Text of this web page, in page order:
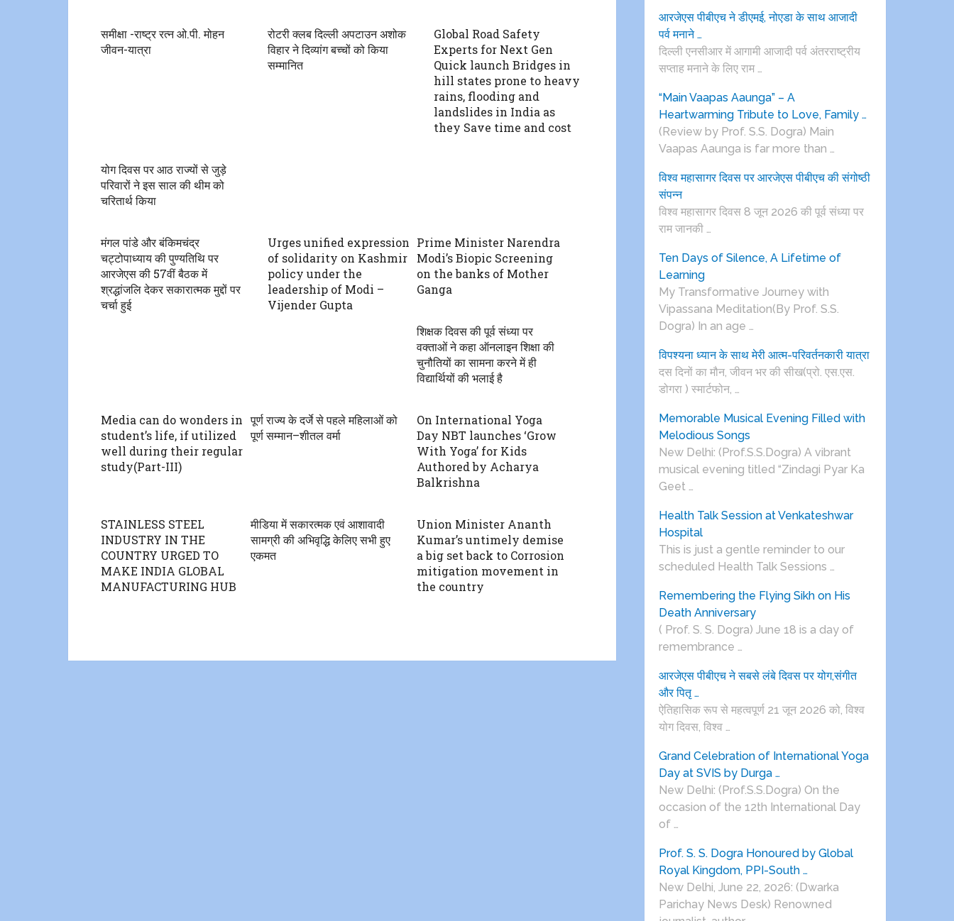
समीक्षा -राष्ट्र रत्न ओ.पी. मोहन
जीवन-यात्रा
रोटरी क्लब दिल्ली अपटाउन अशोक
विहार ने दिव्यांग बच्चों को किया
सम्मानित
Global Road Safety
Experts for Next Gen
Quick launch Bridges in
hill states prone to heavy
rains, flooding and
landslides in India as
they Save time and cost
योग दिवस पर आठ राज्यों से जुड़े
परिवारों ने इस साल की थीम को
चरितार्थ किया
मंगल पांडे और बंकिमचंद्र
चट्टोपाध्याय की पुण्यतिथि पर
आरजेएस की 57वीं बैठक में
श्रद्धांजलि देकर सकारात्मक मुद्दों पर
चर्चा हुई
Urges unified expression
of solidarity on Kashmir
policy under the
leadership of Modi –
Vijender Gupta
Prime Minister Narendra
Modi’s Biopic Screening
on the banks of Mother
Ganga
शिक्षक दिवस की पूर्व संध्या पर
वक्ताओं ने कहा ऑनलाइन शिक्षा की
चुनौतियों का सामना करने में ही
विद्यार्थियों की भलाई है
Media can do wonders in
student’s life, if utilized
well during their regular
study(Part-III)
पूर्ण राज्य के दर्जे से पहले महिलाओं को
पूर्ण सम्मान–शीतल वर्मा
On International Yoga
Day NBT launches ‘Grow
With Yoga’ for Kids
Authored by Acharya
Balkrishna
STAINLESS STEEL
INDUSTRY IN THE
COUNTRY URGED TO
MAKE INDIA GLOBAL
MANUFACTURING HUB
मीडिया में सकारत्मक एवं आशावादी
सामग्री की अभिवृद्धि केलिए सभी हुए
एकमत
Union Minister Ananth
Kumar’s untimely demise
a big set back to Corrosion
mitigation movement in
the country
आरजेएस पीबीएच ने डीएमई, नोएडा के साथ आजादी
पर्व मनाने …
दिल्ली एनसीआर में आगामी आजादी पर्व अंतरराष्ट्रीय
सप्ताह मनाने के लिए राम …
“Main Vaapas Aaunga” – A
Heartwarming Tribute to Love, Family …
(Review by Prof. S.S. Dogra) Main
Vaapas Aaunga is far more than …
विश्व महासागर दिवस पर आरजेएस पीबीएच की संगोष्ठी
संपन्न
विश्व महासागर दिवस 8 जून 2026 की पूर्व संध्या पर
राम जानकी …
Ten Days of Silence, A Lifetime of
Learning
My Transformative Journey with
Vipassana Meditation(By Prof. S.S.
Dogra) In an age …
विपश्यना ध्यान के साथ मेरी आत्म-परिवर्तनकारी यात्रा
दस दिनों का मौन, जीवन भर की सीख(प्रो. एस.एस.
डोगरा ) स्मार्टफोन, …
Memorable Musical Evening Filled with
Melodious Songs
New Delhi: (Prof.S.S.Dogra) A vibrant
musical evening titled “Zindagi Pyar Ka
Geet …
Health Talk Session at Venkateshwar
Hospital
This is just a gentle reminder to our
scheduled Health Talk Sessions …
Remembering the Flying Sikh on His
Death Anniversary
( Prof. S. S. Dogra) June 18 is a day of
remembrance …
आरजेएस पीबीएच ने सबसे लंबे दिवस पर योग,संगीत
और पितृ …
ऐतिहासिक रूप से महत्वपूर्ण 21 जून 2026 को, विश्व
योग दिवस, विश्व …
Grand Celebration of International Yoga
Day at SVIS by Durga …
New Delhi: (Prof.S.S.Dogra) On the
occasion of the 12th International Day
of …
Prof. S. S. Dogra Honoured by Global
Royal Kingdom, PPI-South …
New Delhi, June 22, 2026: (Dwarka
Parichay News Desk) Renowned